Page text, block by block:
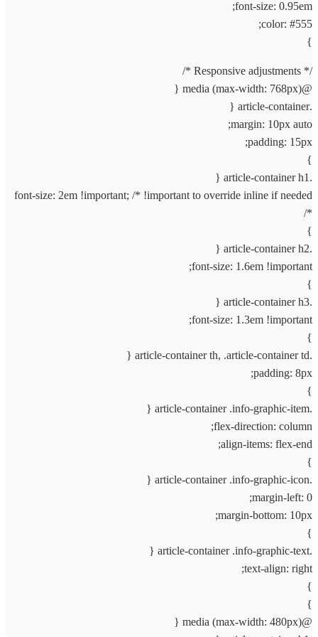
font-size: 0.95em;
color: #555;
}
/* Responsive adjustments */
@media (max-width: 768px) {
.article-container {
margin: 10px auto;
padding: 15px;
}
.article-container h1 {
font-size: 2em !important; /* !important to override inline if needed
*/
}
.article-container h2 {
font-size: 1.6em !important;
}
.article-container h3 {
font-size: 1.3em !important;
}
.article-container th, .article-container td {
padding: 8px;
}
.article-container .info-graphic-item {
flex-direction: column;
align-items: flex-end;
}
.article-container .info-graphic-icon {
margin-left: 0;
margin-bottom: 10px;
}
.article-container .info-graphic-text {
text-align: right;
}
}
@media (max-width: 480px) {